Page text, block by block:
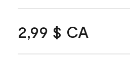
2,99 $ CA